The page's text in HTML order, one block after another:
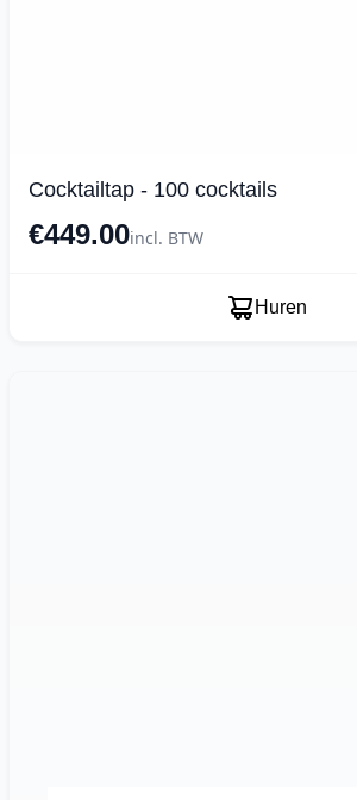
Cocktailtap - 100 cocktails
€449.00incl. BTW
Huren